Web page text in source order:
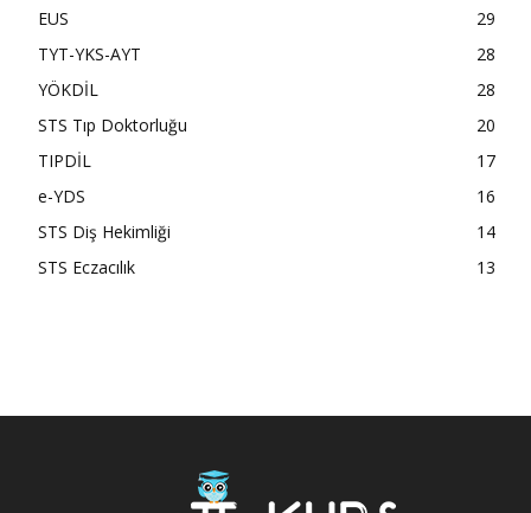
EUS
29
TYT-YKS-AYT
28
YÖKDİL
28
STS Tıp Doktorluğu
20
TIPDİL
17
e-YDS
16
STS Diş Hekimliği
14
STS Eczacılık
13